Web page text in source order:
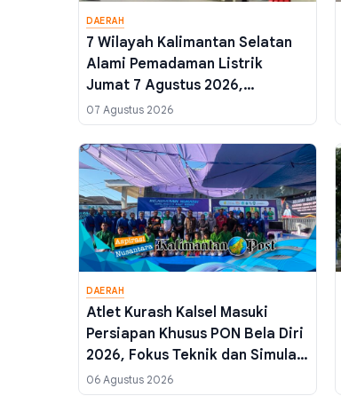
DAERAH
7 Wilayah Kalimantan Selatan
Alami Pemadaman Listrik
Jumat 7 Agustus 2026,
Banjarbaru dan Martapura
Jumatan Pakai Genset
07 Agustus 2026
DAERAH
Atlet Kurash Kalsel Masuki
Persiapan Khusus PON Bela Diri
2026, Fokus Teknik dan Simulasi
Pertandingan
06 Agustus 2026